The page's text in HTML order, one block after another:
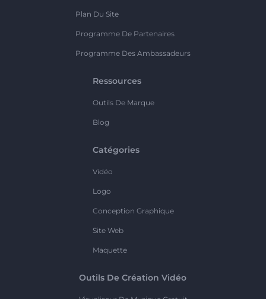
Plan Du Site
Programme De Partenaires
Programme Des Ambassadeurs
Ressources
Outils De Marque
Blog
Catégories
Vidéo
Logo
Conception Graphique
Site Web
Maquette
Outils De Création Vidéo